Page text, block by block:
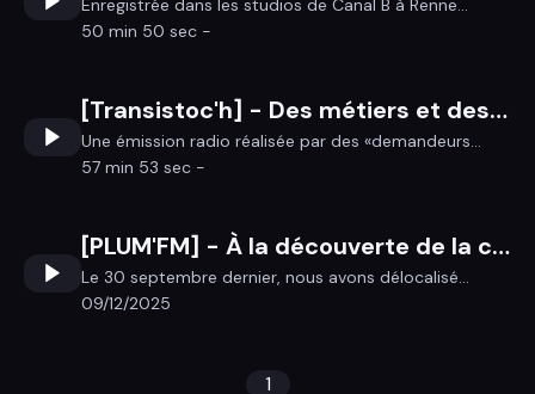
Enregistrée dans les studios de Canal B à Renne...
50 min 50 sec -
[Transistoc'h] - Des métiers et des sons
Une émission radio réalisée par des «demandeurs...
57 min 53 sec -
[PLUM'FM] - À la découverte de la conchyliculture
Le 30 septembre dernier, nous avons délocalisé...
09/12/2025
1